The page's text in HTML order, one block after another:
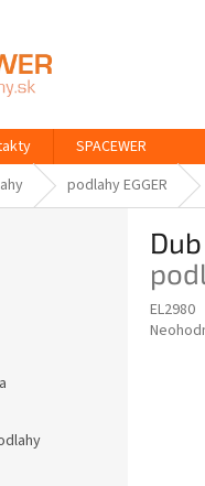
SPACEWER
podlahy EGGER
EL2980